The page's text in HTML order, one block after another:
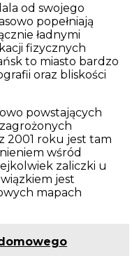
od swojego
popełniają
ładnymi
fizycznych
to miasto bardzo
oraz bliskości
powstających
2001 roku jest tam
wśród
zaliczki u
jest
mapach